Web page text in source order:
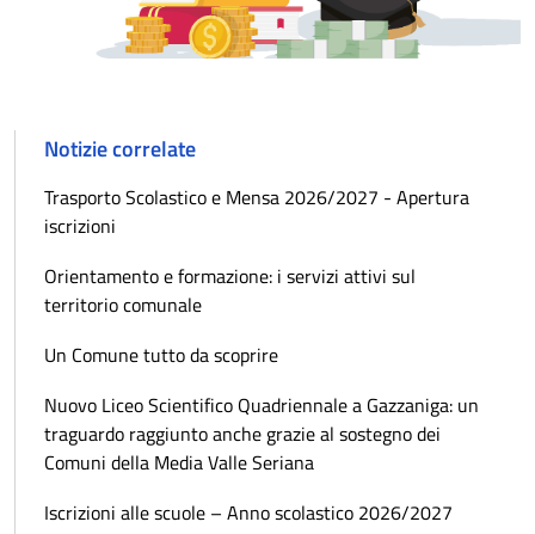
Notizie correlate
Trasporto Scolastico e Mensa 2026/2027 - Apertura
iscrizioni
Orientamento e formazione: i servizi attivi sul
territorio comunale
Un Comune tutto da scoprire
Nuovo Liceo Scientifico Quadriennale a Gazzaniga: un
traguardo raggiunto anche grazie al sostegno dei
Comuni della Media Valle Seriana
Iscrizioni alle scuole – Anno scolastico 2026/2027